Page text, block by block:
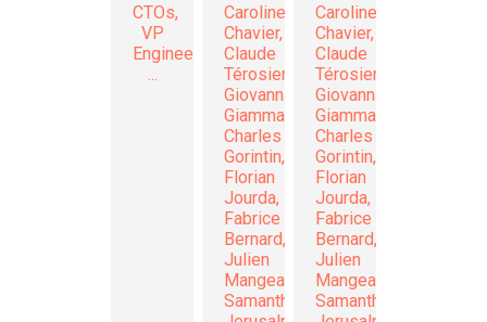
CTOs,
VP
Engineering,
Caroline
Chavier,
Claude
Térosier,
Giovanna
Giammarino,
Charles
Gorintin,
Florian
Jourda,
Fabrice
Bernard,
Julien
Mangeard,
Samantha
Caroline
Chavier,
Claude
Térosier,
Giovanna
Giammarino,
Charles
Gorintin,
Florian
Jourda,
Fabrice
Bernard,
Julien
Mangeard,
Samantha